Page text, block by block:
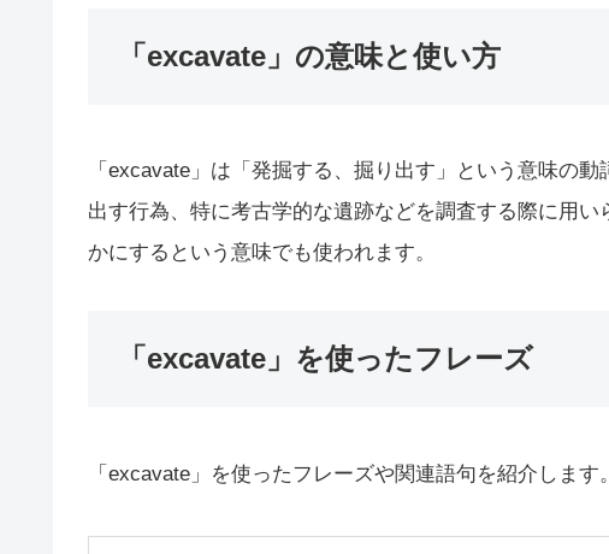
「excavate」の意味と使い方
「excavate」は「発掘する、掘り出す」という意味の
出す行為、特に考古学的な遺跡などを調査する際に用
かにするという意味でも使われます。
「excavate」を使ったフレーズ
「excavate」を使ったフレーズや関連語句を紹介します。